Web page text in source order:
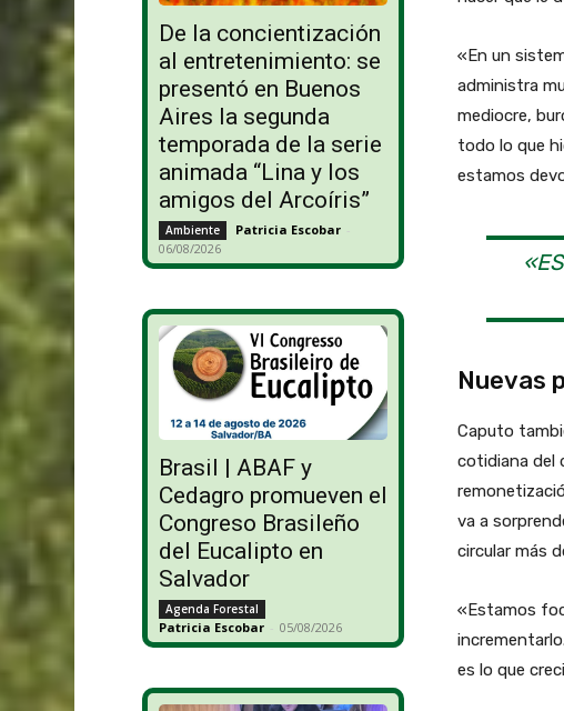
De la concientización
al entretenimiento: se
presentó en Buenos
Aires la segunda
temporada de la serie
animada “Lina y los
amigos del Arcoíris”
Ambiente Patricia Escobar -
06/08/2026
Brasil | ABAF y
Cedagro promueven el
Congreso Brasileño
del Eucalipto en
Salvador
Agenda Forestal
Patricia Escobar - 05/08/2026
«En un
administra
mediocre,
todo lo que
estamos
Nuevas
Caputo
cotidiana del
va a
circular más
«Estamos
es lo que